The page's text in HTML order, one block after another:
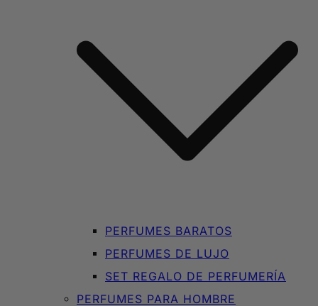
PERFUMES BARATOS
PERFUMES DE LUJO
SET REGALO DE PERFUMERÍA
PERFUMES PARA HOMBRE